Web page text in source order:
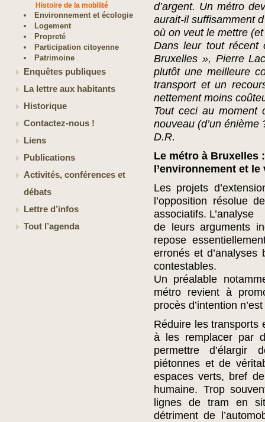
Histoire de la mobilité
Environnement et écologie
Logement
Propreté
Participation citoyenne
Patrimoine
Enquêtes publiques
La lettre aux habitants
Historique
Contactez-nous !
Liens
Publications
Activités, conférences et
débats
Lettre d’infos
Tout l’agenda
d’argent. Un métro
aurait-il suffisamment
où on veut le mettre
Dans leur tout
Bruxelles », Pierre
plutôt une meilleure
transport et un
nettement moins
Tout ceci au moment
nouveau (d’un
D.R.
Le métro à Bruxelles
l’environnement et
Les projets
l’opposition résolue
associatifs. L’analyse
de leurs arguments
repose
erronés et
contestables.
Un préalable
métro revient à
procès d’intention
Réduire les transports
à les remplacer par
permettre d’élargir
piétonnes et de
espaces verts, bref
humaine. Trop
lignes de tram en
détriment de